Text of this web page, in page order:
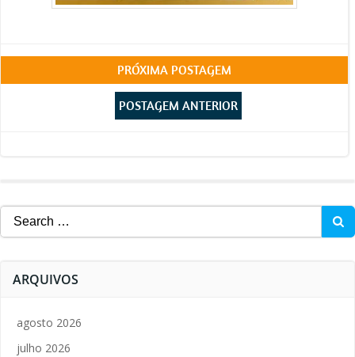
Post
navigation
PRÓXIMA POSTAGEM
Post
POSTAGEM ANTERIOR
Search
for:
ARQUIVOS
agosto 2026
julho 2026